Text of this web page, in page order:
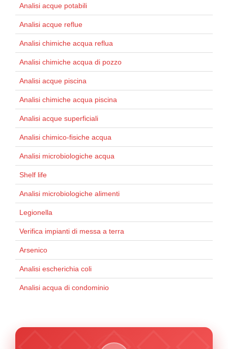
Analisi acque potabili
Analisi acque reflue
Analisi chimiche acqua reflua
Analisi chimiche acqua di pozzo
Analisi acque piscina
Analisi chimiche acqua piscina
Analisi acque superficiali
Analisi chimico-fisiche acqua
Analisi microbiologiche acqua
Shelf life
Analisi microbiologiche alimenti
Legionella
Verifica impianti di messa a terra
Arsenico
Analisi escherichia coli
Analisi acqua di condominio